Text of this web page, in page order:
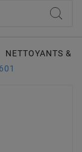
NETTOYANTS &